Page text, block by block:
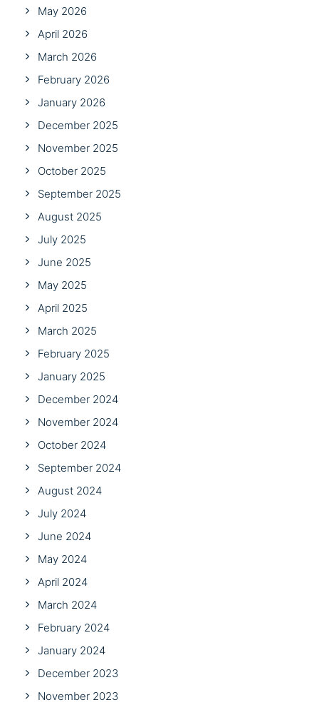
May 2026
April 2026
March 2026
February 2026
January 2026
December 2025
November 2025
October 2025
September 2025
August 2025
July 2025
June 2025
May 2025
April 2025
March 2025
February 2025
January 2025
December 2024
November 2024
October 2024
September 2024
August 2024
July 2024
June 2024
May 2024
April 2024
March 2024
February 2024
January 2024
December 2023
November 2023